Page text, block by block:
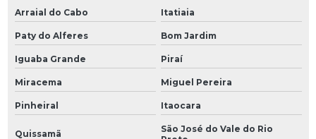
Arraial do Cabo Itatiaia
Paty do Alferes Bom Jardim
Iguaba Grande Piraí
Miracema Miguel Pereira
Pinheiral Itaocara
Quissamã
São José do Vale do Rio